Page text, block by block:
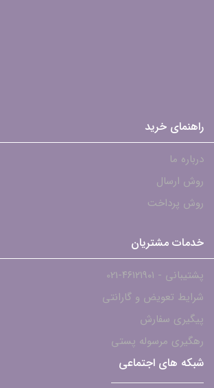
راهنمای خرید
درباره ما
روش ارسال
روش پرداخت
خدمات مشتریان
پشتیبانی - ۴۶۱۲۱۹۰۱-021
شرایط تعویض و گارانتی
پیگیری سفارش
رهگیری مرسوله پستی
شبکه های اجتماعی